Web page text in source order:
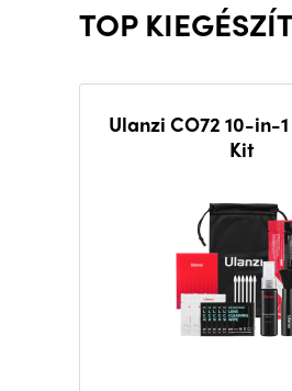
TOP
Ulanzi CO72 10-in-
Kit